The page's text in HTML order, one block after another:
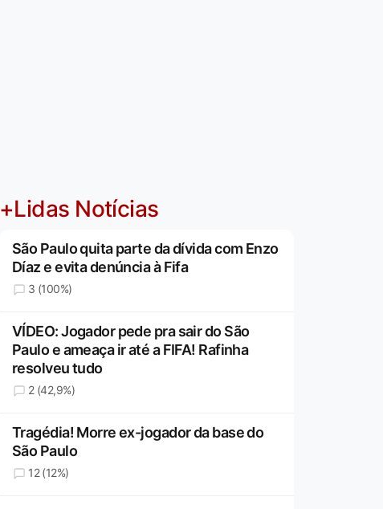
+Lidas Notícias
São Paulo quita parte da dívida com Enzo
Díaz e evita denúncia à Fifa
3 (100%)
VÍDEO: Jogador pede pra sair do São
Paulo e ameaça ir até a FIFA! Rafinha
resolveu tudo
2 (42,9%)
Tragédia! Morre ex-jogador da base do
São Paulo
12 (12%)